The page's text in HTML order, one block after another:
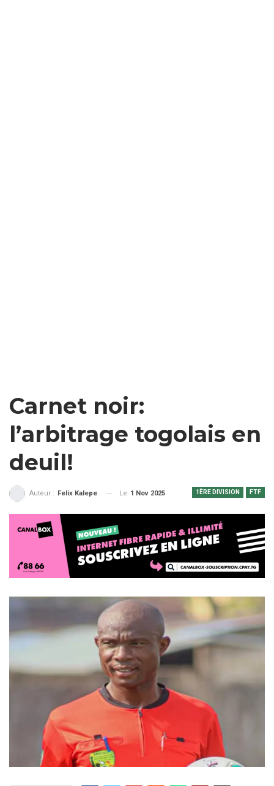
Carnet noir:
l’arbitrage togolais en
deuil!
1ÈRE DIVISION FTF
Auteur : Felix Kalepe Le 1 Nov 2025